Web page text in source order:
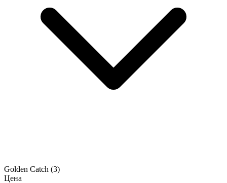
Golden Catch (3)
Цена